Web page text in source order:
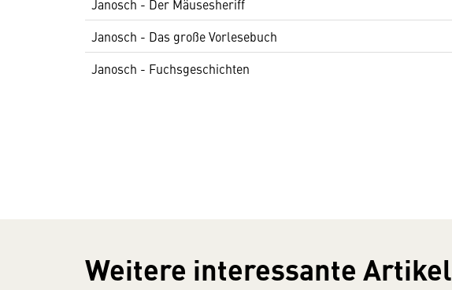
Janosch - Der Mäusesheriff
Janosch - Das große Vorlesebuch
Janosch - Fuchsgeschichten
Weitere interessante Artikel